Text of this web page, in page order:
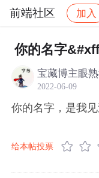
前端社区 加入
社区 前端社区
你的名字
宝藏博主眼
2022-06-09
你的名字，是我
给本帖投票